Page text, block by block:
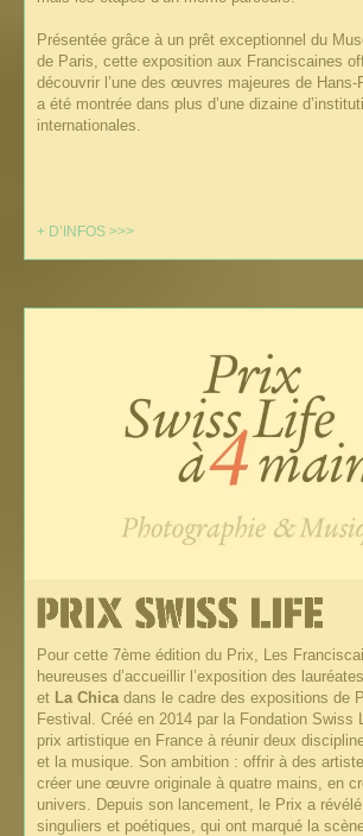
Présentée grâce à un prêt exceptionnel du
de Paris, cette exposition aux Franciscaines
découvrir l’une des œuvres majeures de Hans-
a été montrée dans plus d’une dizaine
internationales.
+ D’INFOS >>>
Pour cette 7ème édition du Prix, Les
heureuses d’accueillir l’exposition des lauréates
et La Chica dans le cadre des expositions de
Festival. Créé en 2014 par la Fondation Swiss
prix artistique en France à réunir deux
et la musique. Son ambition : offrir à des
créer une œuvre originale à quatre mains, en
univers. Depuis son lancement, le Prix a
singuliers et poétiques, qui ont marqué la